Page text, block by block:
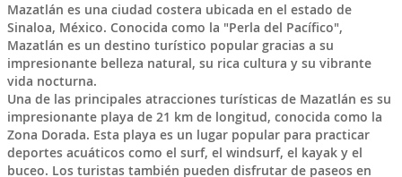
Mazatlán es una ciudad costera ubicada en el estado de
Sinaloa, México. Conocida como la "Perla del Pacífico",
Mazatlán es un destino turístico popular gracias a su
impresionante belleza natural, su rica cultura y su vibrante
vida nocturna.
Una de las principales atracciones turísticas de Mazatlán es su
impresionante playa de 21 km de longitud, conocida como la
Zona Dorada. Esta playa es un lugar popular para practicar
deportes acuáticos como el surf, el windsurf, el kayak y el
buceo. Los turistas también pueden disfrutar de paseos en